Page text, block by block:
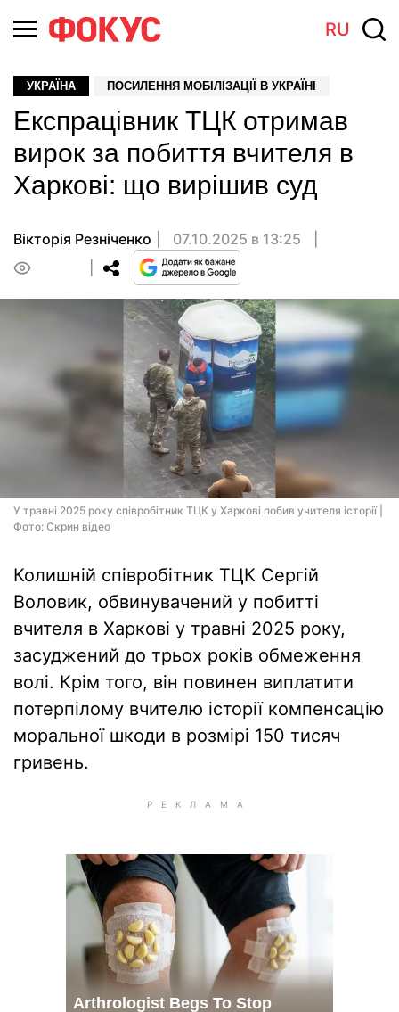
RU
УКРАЇНА ПОСИЛЕННЯ МОБІЛІЗАЦІЇ В УКРАЇНІ
Експрацівник ТЦК отримав
вирок за побиття вчителя в
Харкові: що вирішив суд
Вікторія Резніченко
07.10.2025 в 13:25
У травні 2025 року співробітник ТЦК у Харкові побив учителя історії |
Фото: Скрин відео
Колишній співробітник ТЦК Сергій
Воловик, обвинувачений у побитті
вчителя в Харкові у травні 2025 року,
засуджений до трьох років обмеження
волі. Крім того, він повинен виплатити
потерпілому вчителю історії компенсацію
моральної шкоди в розмірі 150 тисяч
гривень.